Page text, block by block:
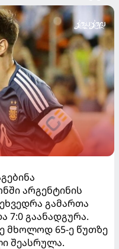
არგენტინის
გამართა
7:0 გაანადგურა.
მხოლოდ 65-ე წუთზე
შეასრულა.